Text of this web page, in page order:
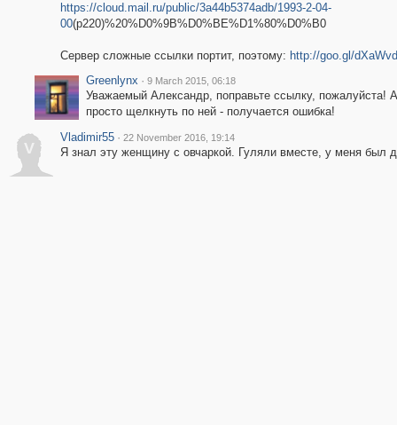
https://cloud.mail.ru/public/3a44b5374adb/1993-2-04-
00(p220)%20%D0%9B%D0%BE%D1%80%D0%B0
Сервер сложные ссылки портит, поэтому: http://goo.gl/dXaWvd
Greenlynx · 9 March 2015, 06:18
Уважаемый Александр, поправьте ссылку, пожалуйста!
просто щелкнуть по ней - получается ошибка!
V
Vladimir55 · 22 November 2016, 19:14
Я знал эту женщину с овчаркой. Гуляли вместе, у меня был